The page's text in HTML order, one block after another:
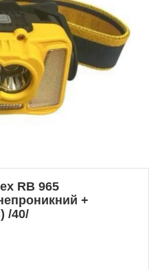
RB 965
+
/40/